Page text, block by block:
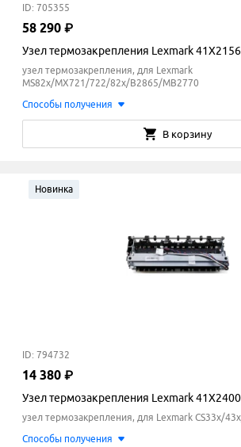
ID: 705355
58 290 ₽
Узел термозакрепления Lexmark 41X2156
узел термозакрепления, для Lexmark
MS82x/MX721/722/82x/B2865/MB2770
Способы получения
В корзину
Новинка
ID: 794732
14 380 ₽
Узел термозакрепления Lexmark 41X2400
узел термозакрепления, для Lexmark CS33x/
Способы получения